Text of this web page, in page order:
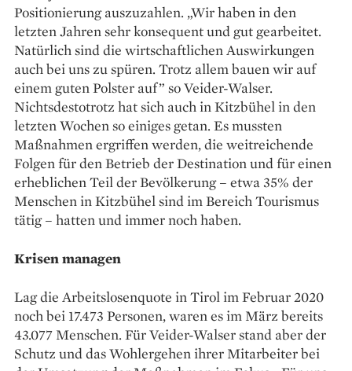
Positionierung auszuzahlen. „Wir haben in den
letzten Jahren sehr konsequent und gut gearbeitet.
Natürlich sind die wirtschaftlichen Auswirkungen
auch bei uns zu spüren. Trotz allem bauen wir auf
einem guten Polster auf” so Veider-Walser.
Nichtsdestotrotz hat sich auch in Kitzbühel in den
letzten Wochen so einiges getan. Es mussten
Maßnahmen ergriffen werden, die weitreichende
Folgen für den Betrieb der Destination und für einen
erheblichen Teil der Bevölkerung – etwa 35% der
Menschen in Kitzbühel sind im Bereich Tourismus
tätig – hatten und immer noch haben.
Krisen managen
Lag die Arbeitslosenquote in Tirol im Februar 2020
noch bei 17.473 Personen, waren es im März bereits
43.077 Menschen. Für Veider-Walser stand aber der
Schutz und das Wohlergehen ihrer Mitarbeiter bei